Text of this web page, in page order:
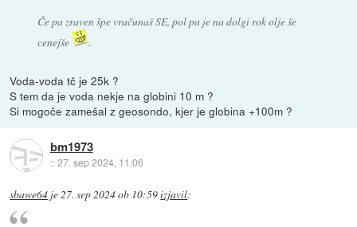
Če pa zraven špe vračunaš SE, pol pa je na dolgi rok olje še
cenejše
.
Voda-voda tč je 25k ?
S tem da je voda nekje na globini 10 m ?
Si mogoče zamešal z geosondo, kjer je globina +100m ?
bm1973
::27. sep 2024, 11:06
sbawe64 je27. sep 2024 ob 10:59izjavil: